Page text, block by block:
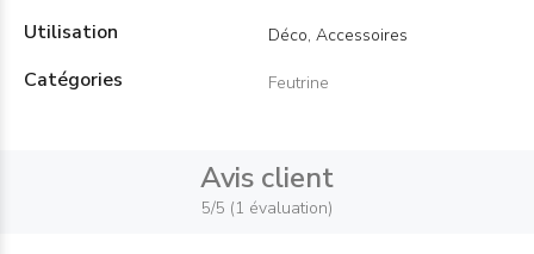
Utilisation Déco, Accessoires
Catégories Feutrine
Avis client
5/5 (1 évaluation)